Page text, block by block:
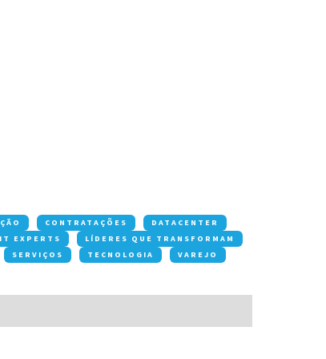
CONTRATAÇÕES
DATACENTER
IT EXPERTS
LÍDERES QUE TRANSFORMAM
SERVIÇOS TECNOLOGIA
VAREJO